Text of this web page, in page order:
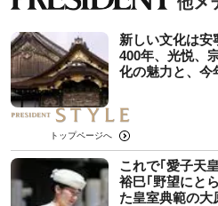
新しい文化は安
400年、光悦、
化の魅力と、今
トップページへ
これで｢愛子天
裕巳｢野望にと
た皇室典範の大